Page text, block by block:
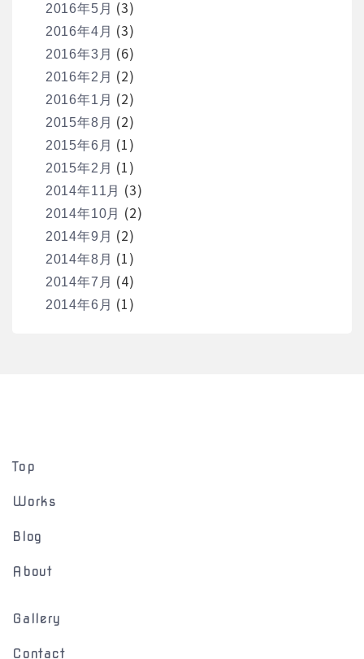
2016年5月 (3)
2016年4月 (3)
2016年3月 (6)
2016年2月 (2)
2016年1月 (2)
2015年8月 (2)
2015年6月 (1)
2015年2月 (1)
2014年11月 (3)
2014年10月 (2)
2014年9月 (2)
2014年8月 (1)
2014年7月 (4)
2014年6月 (1)
Top
Works
Blog
About
Gallery
Contact